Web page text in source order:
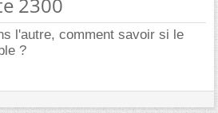
l'autre, comment savoir si le
?